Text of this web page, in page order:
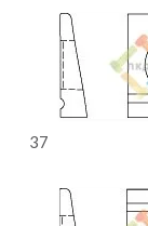
37